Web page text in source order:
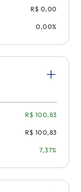
R$ 0,00
0,00%
R$ 100,83
R$ 100,83
7,37%